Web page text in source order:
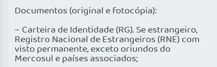
Documentos (original e fotocópia):
– Carteira de Identidade (RG). Se estrangeiro,
Registro Nacional de Estrangeiros (RNE) com
visto permanente, exceto oriundos do
Mercosul e países associados;